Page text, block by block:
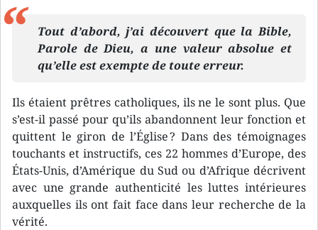
Tout d’abord, j’ai découvert que la Bible,
Parole de Dieu, a une valeur absolue et
qu’elle est exempte de toute erreur.
Ils étaient prêtres catholiques, ils ne le sont plus. Que
s’est-il passé pour qu’ils abandonnent leur fonction et
quittent le giron de l’Église ? Dans des témoignages
touchants et instructifs, ces 22 hommes d’Europe, des
États-Unis, d’Amérique du Sud ou d’Afrique décrivent
avec une grande authenticité les luttes intérieures
auxquelles ils ont fait face dans leur recherche de la
vérité.